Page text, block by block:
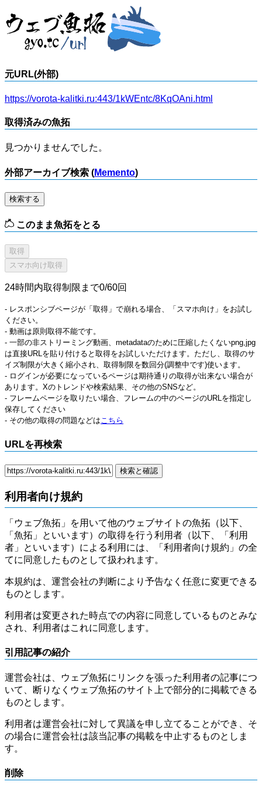
元URL(外部)
https://vorota-kalitki.ru:443/1kWEntc/8KqOAni.html
取得済みの魚拓
見つかりませんでした。
外部アーカイブ検索 (Memento)
検索する
このまま魚拓をとる
24時間内取得制限まで0/60回
- レスポンシブページが「取得」で崩れる場合、「スマホ向け」をお試し
ください。
- 動画は原則取得不能です。
- 一部の非ストリーミング動画、metadataのために圧縮したくないpng,jpg
は直接URLを貼り付けると取得をお試しいただけます。ただし、取得のサ
イズ制限が大きく縮小され、取得制限を数回分(調整中です)使います。
- ログインが必要になっているページは期待通りの取得が出来ない場合が
あります。Xのトレンドや検索結果、その他のSNSなど。
- フレームページを取りたい場合、フレームの中のページのURLを指定し
保存してください
- その他の取得の問題などはこちら
URLを再検索
利用者向け規約
「ウェブ魚拓」を用いて他のウェブサイトの魚拓（以下、
「魚拓」といいます）の取得を行う利用者（以下、「利用
者」といいます）による利用には、「利用者向け規約」の全
てに同意したものとして扱われます。
本規約は、運営会社の判断により予告なく任意に変更できる
ものとします。
利用者は変更された時点での内容に同意しているものとみな
され、利用者はこれに同意します。
引用記事の紹介
運営会社は、ウェブ魚拓にリンクを張った利用者の記事につ
いて、断りなくウェブ魚拓のサイト上で部分的に掲載できる
ものとします。
利用者は運営会社に対して異議を申し立てることができ、そ
の場合に運営会社は該当記事の掲載を中止するものとしま
す。
削除